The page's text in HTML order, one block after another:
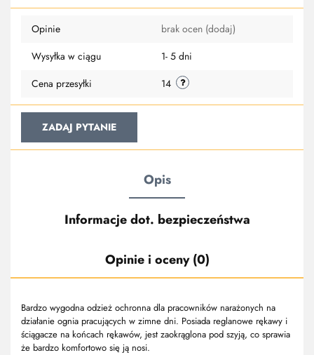
Do
Opinie brak ocen (dodaj)
Wysyłka w ciągu
1- 5 dni
Cena przesyłki
14
ZADAJ PYTANIE
Opis
Informacje dot. bezpieczeństwa
Opinie i oceny (0)
Bardzo wygodna odzież ochronna dla pracowników narażonych na
działanie ognia pracujących w zimne dni. Posiada reglanowe rękawy i
ściągacze na końcach rękawów, jest zaokrąglona pod szyją, co sprawia
że bardzo komfortowo się ją nosi.